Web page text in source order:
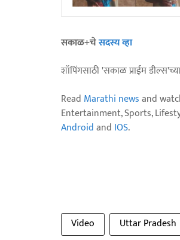
सकाळ+चेसदस्य व्हा
शॉपिंगसाठी 'सकाळ प्राईम
Read Marathi newsand
Entertainment, Sports,
Androidand IOS.
Video Uttar Pradesh